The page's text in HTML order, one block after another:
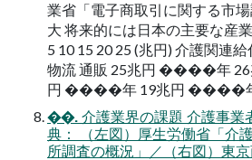
業省「電子商取引に関する市
大 将来的には日本の主要な産
5 10 15 20 25 (兆円) 介護関連
物流 通販 25兆円 ����年
円 ����年 19兆円 ����年
��. 介護業界の課題 介護事業
典： （左図）厚生労働省「介
所調査の概況」／（右図）東